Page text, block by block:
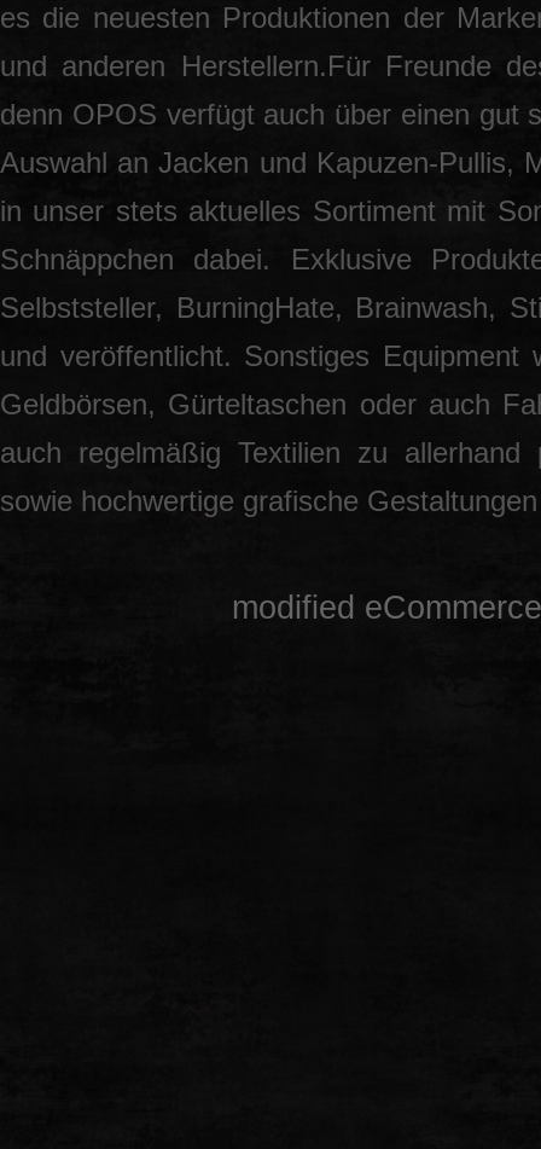
es die neuesten Produktionen der
und anderen Herstellern.Für Freunde
denn OPOS verfügt auch über einen gut
Auswahl an Jacken und Kapuzen-Pullis,
in unser stets aktuelles Sortiment mit
Schnäppchen dabei. Exklusive
Selbststeller, BurningHate, Brainwash,
und veröffentlicht. Sonstiges Equipment
Geldbörsen, Gürteltaschen oder auch
auch regelmäßig Textilien zu allerhand
sowie hochwertige grafische
mod ified